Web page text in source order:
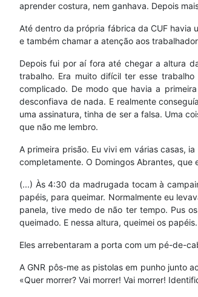
aprender costura, nem ganhava. Depois
Até dentro da própria fábrica da CUF havia
e também chamar a atenção aos
Depois fui por aí fora até chegar a altura
trabalho. Era muito difícil ter esse
complicado. De modo que havia a
desconfiava de nada. E realmente
uma assinatura, tinha de ser a falsa. Uma
que não me lembro.
A primeira prisão. Eu vivi em várias casas,
completamente. O Domingos Abrantes, que
(...) Às 4:30 da madrugada tocam à
papéis, para queimar. Normalmente eu
panela, tive medo de não ter tempo. Pus
queimado. E nessa altura, queimei os papéis.
Eles arrebentaram a porta com um pé-de-
A GNR pôs-me as pistolas em punho junto
«Quer morrer? Vai morrer! Vai morrer!